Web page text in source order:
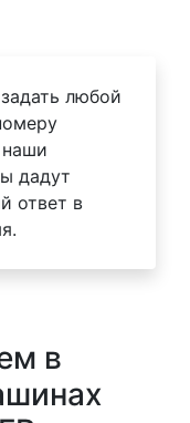
любой
дадут
ответ в
в